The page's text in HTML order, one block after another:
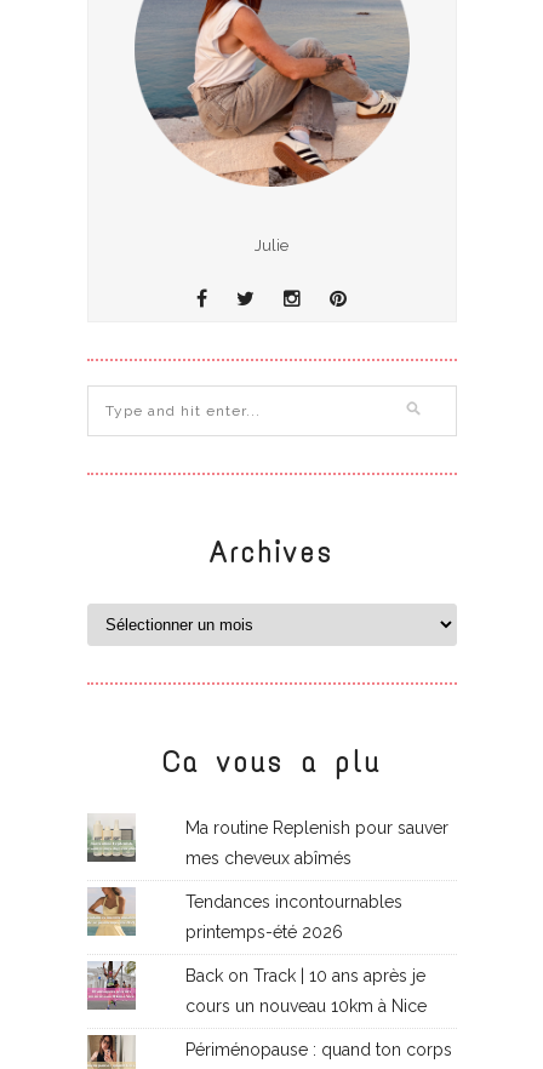
Julie
Archives
Ca vous a plu
Ma routine Replenish pour sauver
mes cheveux abîmés
Tendances incontournables
printemps-été 2026
Back on Track | 10 ans après je
cours un nouveau 10km à Nice
Périménopause : quand ton corps